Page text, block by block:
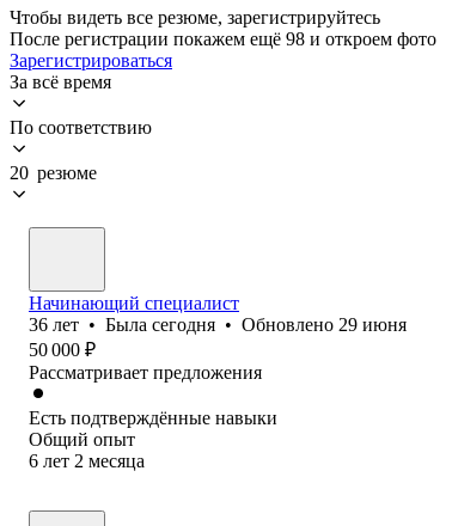
Чтобы видеть все резюме, зарегистрируйтесь
После регистрации покажем ещё 98 и откроем фото
Зарегистрироваться
За всё время
По соответствию
20 резюме
Начинающий специалист
36 лет • Была сегодня • Обновлено 29 июня
50 000 ₽
Рассматривает предложения
Есть подтверждённые навыки
Общий опыт
6 лет 2 месяца